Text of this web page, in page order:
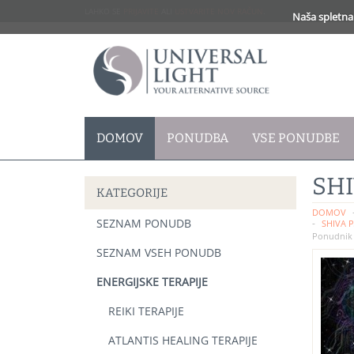
Naša
DOMOV PONUDBA VSE PONUDBE
KATEGORIJE
SEZNAM PONUDB
SEZNAM VSEH PONUDB
ENERGIJSKE TERAPIJE
REIKI TERAPIJE
ATLANTIS HEALING TERAPIJE
DOMOV
SHIVA